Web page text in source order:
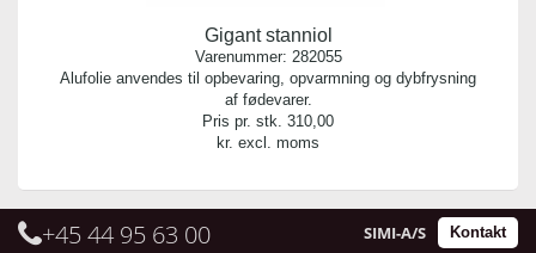
Gigant stanniol
Varenummer: 282055
Alufolie anvendes til opbevaring, opvarmning og dybfrysning
af fødevarer.
Pris pr. stk. 310,00
kr. excl. moms
+45 44 95 63 00 Kontakt
SIMI-A/S